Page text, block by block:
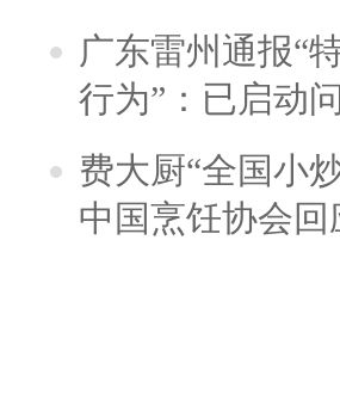
广东雷州通报“
行为”：已启动
费大厨“全国小
中国烹饪协会回